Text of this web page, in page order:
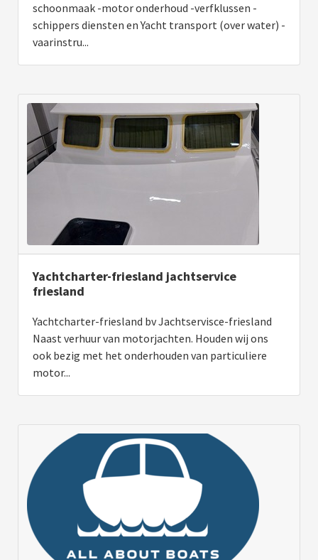
schoonmaak -motor onderhoud -verfklussen -
schippers diensten en Yacht transport (over water) -
vaarinstru...
Yachtcharter-friesland jachtservice
friesland
Yachtcharter-friesland bv Jachtservisce-friesland
Naast verhuur van motorjachten. Houden wij ons
ook bezig met het onderhouden van particuliere
motor...